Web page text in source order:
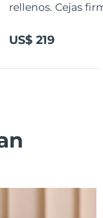
rellenos. Cejas
US$ 219